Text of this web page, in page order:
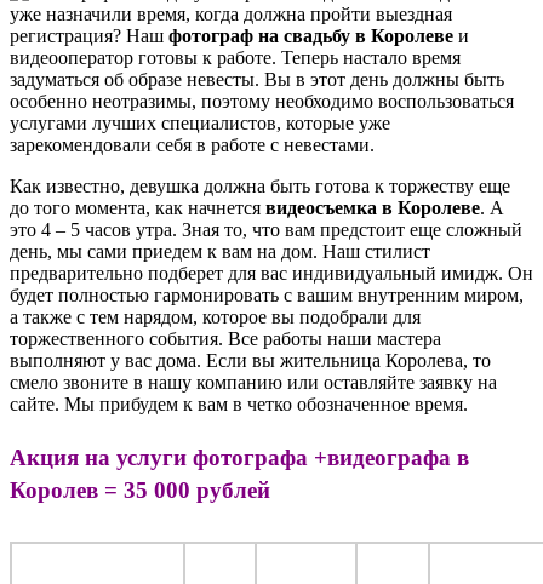
уже назначили время, когда должна пройти выездная
регистрация? Наш фотограф на свадьбу в Королеве и
видеооператор готовы к работе. Теперь настало время
задуматься об образе невесты. Вы в этот день должны быть
особенно неотразимы, поэтому необходимо воспользоваться
услугами лучших специалистов, которые уже
зарекомендовали себя в работе с невестами.
Как известно, девушка должна быть готова к торжеству еще
до того момента, как начнется видеосъемка в Королеве. А
это 4 – 5 часов утра. Зная то, что вам предстоит еще сложный
день, мы сами приедем к вам на дом. Наш стилист
предварительно подберет для вас индивидуальный имидж. Он
будет полностью гармонировать с вашим внутренним миром,
а также с тем нарядом, которое вы подобрали для
торжественного события. Все работы наши мастера
выполняют у вас дома. Если вы жительница Королева, то
смело звоните в нашу компанию или оставляйте заявку на
сайте. Мы прибудем к вам в четко обозначенное время.
Акция на услуги фотографа +видеографа в
Королев = 35 000 рублей